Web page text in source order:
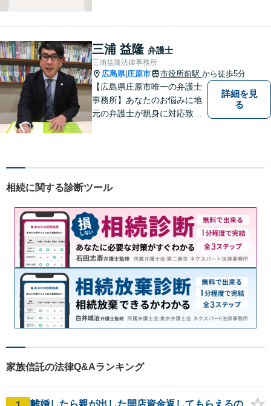
え込むことなく、まずはお気
軽にご相談ください。【電話
相談可】
三浦 益隆 弁護士
三浦益隆法律事務所
広島県| 庄原市 市役所前駅 から徒歩5分
【広島県庄原市唯一の弁護士
事務所】あなたのお悩みに地
元の弁護士が親身に対応致し
詳細を見
る
相続に関する診断ツール
家族信託の法律Q&Aランキング
離婚したら親が出した開店資金返してもらえるの